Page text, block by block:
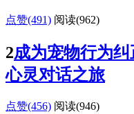
点赞(491) 阅读(962)
2成为宠物行为
心灵对话之旅
点赞(456) 阅读(946)